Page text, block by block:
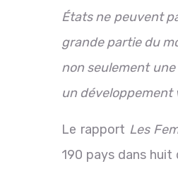
États ne peuvent
grande partie du
non seulement
un développement
Le rapport Les
190 pays dans